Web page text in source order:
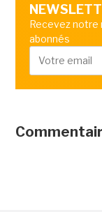
Recevez
abonnés